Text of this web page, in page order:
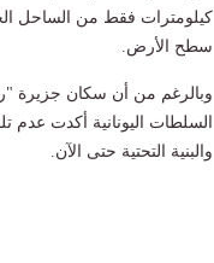
سطح الأرض.
وبالرغم من أن سكان جزيرة
السلطات اليونانية أكدت عدم
والبنية التحتية حتى الآن.